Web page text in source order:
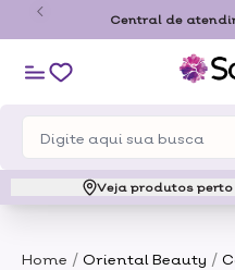
Central de
Veja produtos perto
Home / Oriental Beauty /